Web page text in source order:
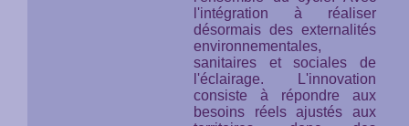
l'intégration à réaliser
désormais des externalités
environnementales,
sanitaires et sociales de
l'éclairage. L'innovation
consiste à répondre aux
besoins réels ajustés aux